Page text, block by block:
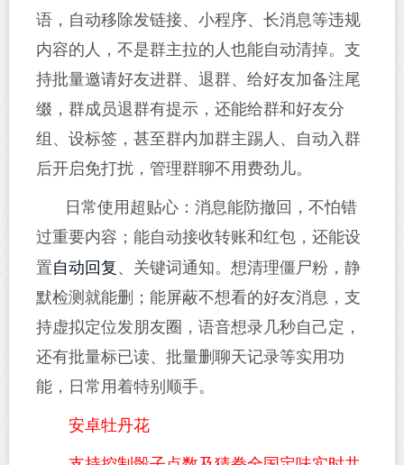
语，自动移除发链接、小程序、长消息等违规
内容的人，不是群主拉的人也能自动清掉。支
持批量邀请好友进群、退群、给好友加备注尾
缀，群成员退群有提示，还能给群和好友分
组、设标签，甚至群内加群主踢人、自动入群
后开启免打扰，管理群聊不用费劲儿。
日常使用超贴心：消息能防撤回，不怕错
过重要内容；能自动接收转账和红包，还能设
置自动回复 、关键词通知。想清理僵尸粉，静
默检测就能删；能屏蔽不想看的好友消息，支
持虚拟定位发朋友圈，语音想录几秒自己定，
还有批量标已读、批量删聊天记录等实用功
能，日常用着特别顺手。
安卓牡丹花